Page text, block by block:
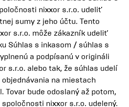
nixxor s.r.o. udeliť
sumy z jeho účtu. Tento
s.r.o. môže zákazník udeliť
Súhlas s inkasom / súhlas s
a podpísanú v origináli
s.r.o. alebo tak, že súhlas udelí
na miestach
Tovar bude odoslaný až potom,
nixxor s.r.o. udelený.